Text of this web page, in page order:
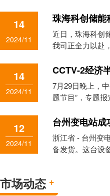
14
2024/11
珠海科创储能
近日，珠海科创
我司正全力以赴，抓紧
对我司产品质量
务水平，以满足
14
2024/11
CCTV-2经济
7月29日晚上，
题节目”，专题
网云端接入我司
务。我司正力
净化领域国际化
12
2024/11
台州变电站
浙江省 - 台州变
备发货。这台设
市场动态 +